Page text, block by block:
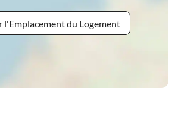
l'Emplacement du Logement